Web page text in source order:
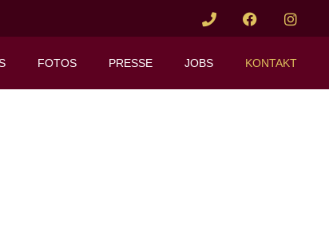
FOTOS PRESSE JOBS KONTAKT